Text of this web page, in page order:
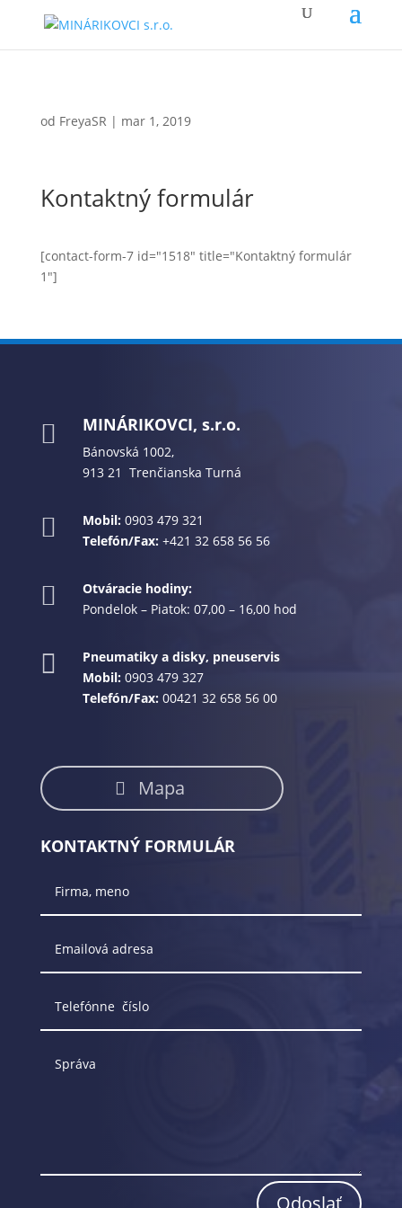
od FreyaSR | mar 1, 2019
Kontaktný formulár
[contact-form-7 id="1518" title="Kontaktný formulár
1"]
 MINÁRIKOVCI, s.r.o.
Bánovská 1002,
913 21 Trenčianska Turná
 Mobil:0903 479 321
Telefón/Fax:+421 32 658 56 56

Otváracie hodiny:
Pondelok – Piatok: 07,00 – 16,00 hod

Pneumatiky a disky, pneuservis
Mobil:0903 479 327
Telefón/Fax:00421 32 658 56 00
Mapa
KONTAKTNÝ FORMULÁR
Odoslať